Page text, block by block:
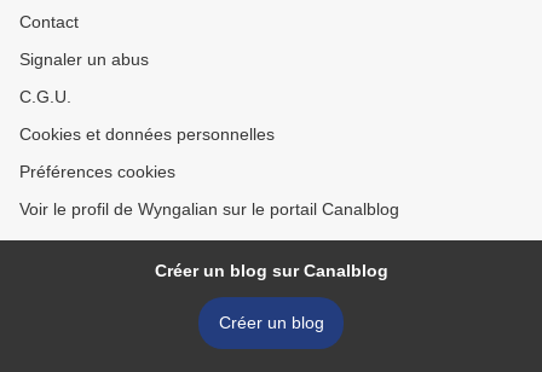
Contact
Signaler un abus
C.G.U.
Cookies et données personnelles
Préférences cookies
Voir le profil de Wyngalian sur le portail Canalblog
Créer un blog sur Canalblog
Créer un blog